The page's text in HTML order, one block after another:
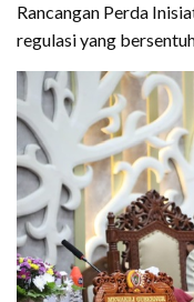
Rancangan Perda
regulasi yang